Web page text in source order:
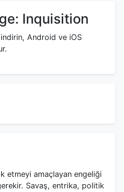
Inquisition
Android ve iOS
etmeyi amaçlayan engeliği
Savaş, entrika, politik